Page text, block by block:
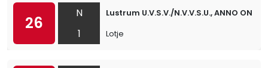
26
N
1
Lustrum U.V.S.V./N.V.V.S.U., ANNO
Lotje